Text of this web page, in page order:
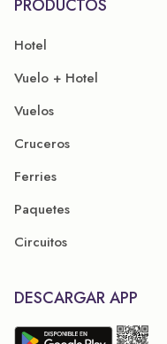
PRODUCTOS
Hotel
Vuelo + Hotel
Vuelos
Cruceros
Ferries
Paquetes
Circuitos
DESCARGAR APP